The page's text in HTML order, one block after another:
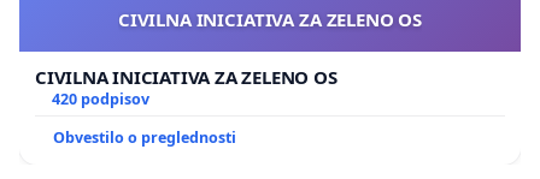
CIVILNA INICIATIVA ZA ZELENO OS
CIVILNA INICIATIVA ZA ZELENO OS
420 podpisov
Obvestilo o preglednosti